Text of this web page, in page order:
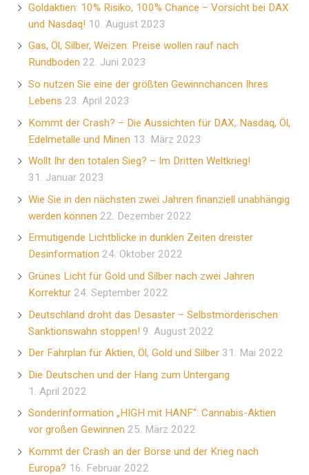
Goldaktien: 10% Risiko, 100% Chance – Vorsicht bei DAX
und Nasdaq! 10. August 2023
Gas, Öl, Silber, Weizen: Preise wollen rauf nach
Rundboden 22. Juni 2023
So nutzen Sie eine der größten Gewinnchancen Ihres
Lebens 23. April 2023
Kommt der Crash? – Die Aussichten für DAX, Nasdaq, Öl,
Edelmetalle und Minen 13. März 2023
Wollt Ihr den totalen Sieg? – Im Dritten Weltkrieg!
31. Januar 2023
Wie Sie in den nächsten zwei Jahren finanziell unabhängig
werden können 22. Dezember 2022
Ermutigende Lichtblicke in dunklen Zeiten dreister
Desinformation 24. Oktober 2022
Grünes Licht für Gold und Silber nach zwei Jahren
Korrektur 24. September 2022
Deutschland droht das Desaster – Selbstmörderischen
Sanktionswahn stoppen! 9. August 2022
Der Fahrplan für Aktien, Öl, Gold und Silber 31. Mai 2022
Die Deutschen und der Hang zum Untergang
1. April 2022
Sonderinformation „HIGH mit HANF“: Cannabis-Aktien
vor großen Gewinnen 25. März 2022
Kommt der Crash an der Börse und der Krieg nach
Europa? 16. Februar 2022